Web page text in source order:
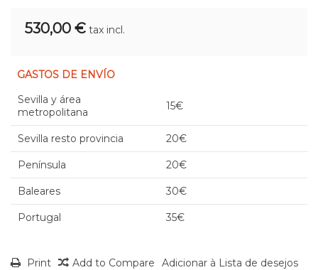
530,00 € tax incl.
GASTOS DE ENVÍO
Sevilla y área
metropolitana
15€
Sevilla resto provincia 20€
Península 20€
Baleares 30€
Portugal 35€
Print Add to Compare Adicionar à Lista de desejos